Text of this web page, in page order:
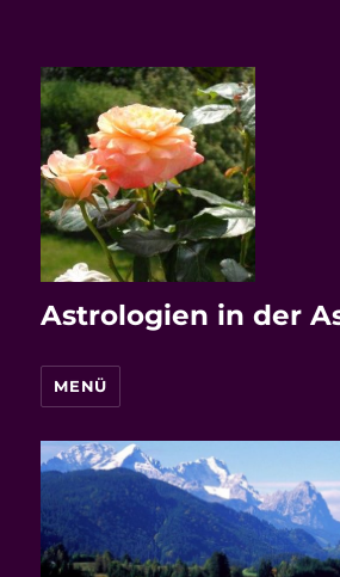
Astrologien in der
MENÜ